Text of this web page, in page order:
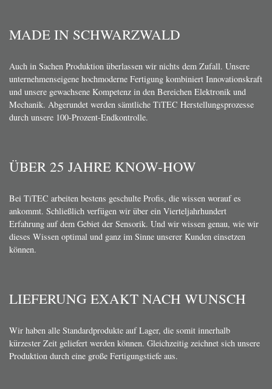
MADE IN SCHWARZWALD
Auch in Sachen Produktion überlassen wir nichts dem Zufall. Unsere
unternehmenseigene hochmoderne Fertigung kombiniert Innovationskraft
und unsere gewachsene Kompetenz in den Bereichen Elektronik und
Mechanik. Abgerundet werden sämtliche TiTEC Herstellungsprozesse
durch unsere 100-Prozent-Endkontrolle.
ÜBER 25 JAHRE KNOW-HOW
Bei TiTEC arbeiten bestens geschulte Profis, die wissen worauf es
ankommt. Schließlich verfügen wir über ein Vierteljahrhundert
Erfahrung auf dem Gebiet der Sensorik. Und wir wissen genau, wie wir
dieses Wissen optimal und ganz im Sinne unserer Kunden einsetzen
können.
LIEFERUNG EXAKT NACH WUNSCH
Wir haben alle Standardprodukte auf Lager, die somit innerhalb
kürzester Zeit geliefert werden können. Gleichzeitig zeichnet sich unsere
Produktion durch eine große Fertigungstiefe aus.